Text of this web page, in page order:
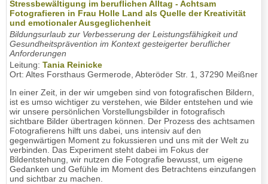
Stressbewältigung im beruflichen Alltag - Achtsam
Fotografieren in Frau Holle Land als Quelle der Kreativität
und emotionaler Ausgeglichenheit
Bildungsurlaub zur Verbesserung der Leistungsfähigkeit und
Gesundheitsprävention im Kontext gesteigerter beruflicher
Anforderungen
Leitung: Tania Reinicke
Ort: Altes Forsthaus Germerode, Abteröder Str. 1, 37290 Meißner
In einer Zeit, in der wir umgeben sind von fotografischen Bildern,
ist es umso wichtiger zu verstehen, wie Bilder entstehen und wie
wir unsere persönlichen Vorstellungsbilder in fotografisch
sichtbare Bilder übertragen können. Der Prozess des achtsamen
Fotografierens hilft uns dabei, uns intensiv auf den
gegenwärtigen Moment zu fokussieren und uns mit der Welt zu
verbinden. Das Experiment steht dabei im Fokus der
Bildentstehung, wir nutzen die Fotografie bewusst, um eigene
Gedanken und Gefühle im Moment des Betrachtens einzufangen
und sichtbar zu machen.